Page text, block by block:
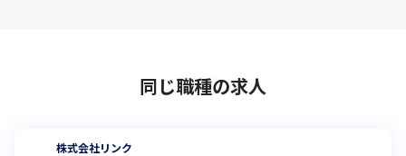
同じ職種の求人
株式会社リンク